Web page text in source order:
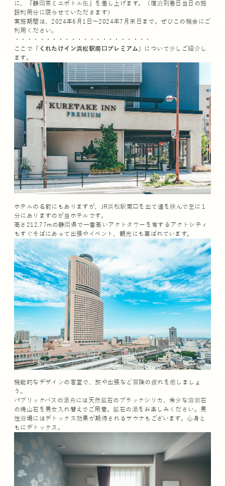
に、『静岡茶ミニボトル缶』を差し上げます。（宿泊到着日当日の施
設利用分に限らせていただきます）
実施期間は、2024年6月1日～2024年7月末日まで。ぜひこの機会にご
利用ください。
・・・・・・・・・・・・・・・・・・・・・・
ここで 「くれたけイン浜松駅南口プレミアム」 について少しご紹介し
ます。
ホテルの名前にもありますが、JR浜松駅南口を出て道を挟んで左に１
分にありますのが当ホテルです。
高さ212.77mの静岡県で一番高いアクトタワーを有するアクトシティ
もすぐそばにあって出張やイベント、観光にも喜ばれています。
機能的なデザインの客室で、旅や出張など冒険の疲れを癒しましょ
う。
パブリックバスの湯舟には天然鉱石のブラックシリカ、希少な溶岩石
の焼山石を男女入れ替えでご用意。鉱石の湯をお楽しみください。男
性浴場にはデトックス効果が期待されるサウナもございます。心身と
もにデトックス。